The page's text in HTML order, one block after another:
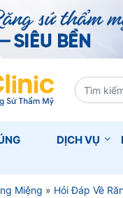
DỊCH VỤ
Miệng » Hỏi Đáp Về